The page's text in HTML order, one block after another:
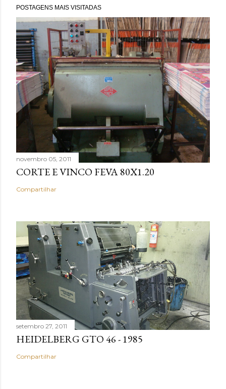
POSTAGENS MAIS VISITADAS
novembro 05, 2011
CORTE E VINCO FEVA 80X1.20
Compartilhar
setembro 27, 2011
HEIDELBERG GTO 46 - 1985
Compartilhar